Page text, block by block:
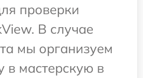
проверки
В случае
мы организуем
в мастерскую в